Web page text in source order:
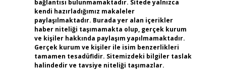
bağlantısı bulunmamaktadır. Sitede yalnızca
kendi hazırladığımız makaleler
paylaşılmaktadır. Burada yer alan içerikler
haber niteliği taşımamakta olup, gerçek kurum
ve kişiler hakkında paylaşım yapılmamaktadır.
Gerçek kurum ve kişiler ile isim benzerlikleri
tamamen tesadüfidir. Sitemizdeki bilgiler taslak
halindedir ve tavsiye niteliği taşımazlar.